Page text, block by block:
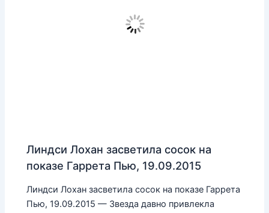
Линдси Лохан засветила сосок на
показе Гаррета Пью, 19.09.2015
Линдси Лохан засветила сосок на показе Гаррета
Пью, 19.09.2015 — Звезда давно привлекла